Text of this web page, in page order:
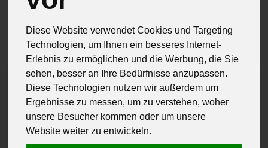
Diese Website verwendet Cookies und Targeting
Technologien, um Ihnen ein besseres Internet-
Erlebnis zu ermöglichen und die Werbung, die Sie
sehen, besser an Ihre Bedürfnisse anzupassen.
Diese Technologien nutzen wir außerdem um
Ergebnisse zu messen, um zu verstehen, woher
unsere Besucher kommen oder um unsere
Website weiter zu entwickeln.